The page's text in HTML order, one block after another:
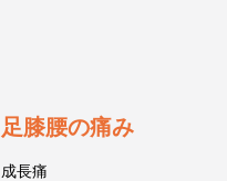
足膝腰の痛み
成長痛